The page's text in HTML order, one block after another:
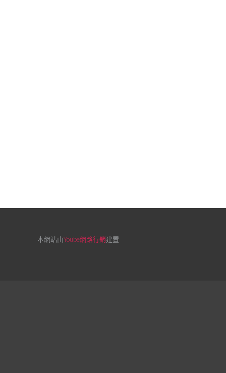
本網站由Yoube網路行銷建置